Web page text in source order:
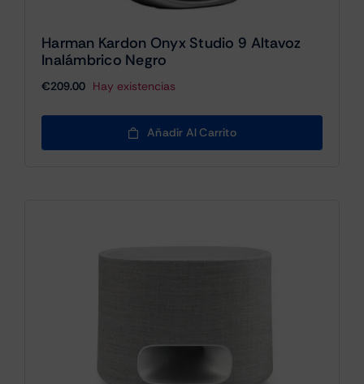
Harman Kardon Onyx Studio 9 Altavoz
Inalámbrico Negro
€209.00 Hay existencias
Añadir Al Carrito